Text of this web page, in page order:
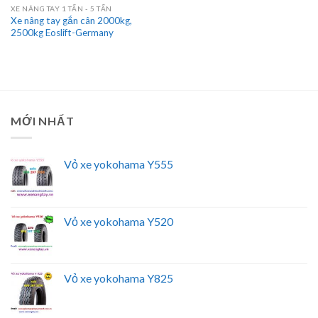
XE NÂNG TAY 1 TẤN - 5 TẤN
Xe nâng tay gắn cân 2000kg,
2500kg Eoslift-Germany
MỚI NHẤT
Vỏ xe yokohama Y555
Vỏ xe yokohama Y520
Vỏ xe yokohama Y825